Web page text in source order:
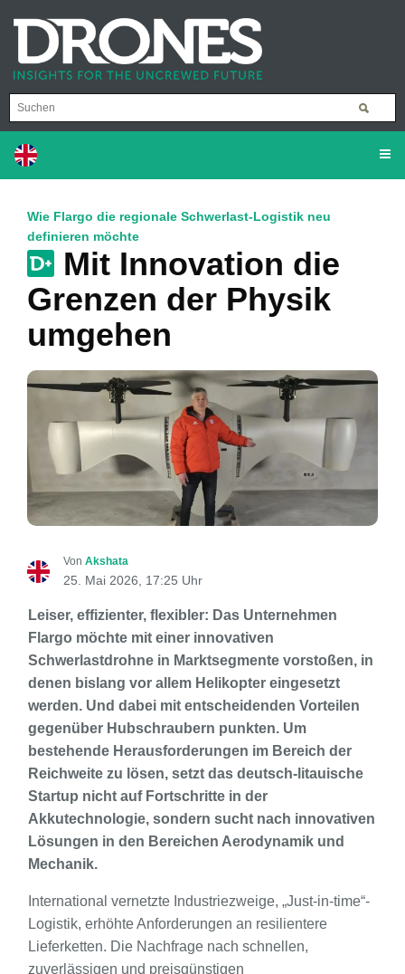
Wie Flargo die regionale Schwerlast-Logistik neu
definieren möchte
Mit Innovation die
Grenzen der Physik
umgehen
Von Akshata
25. Mai 2026, 17:25 Uhr
Leiser, effizienter, flexibler: Das Unternehmen
Flargo möchte mit einer innovativen
Schwerlastdrohne in Marktsegmente vorstoßen, in
denen bislang vor allem Helikopter eingesetzt
werden. Und dabei mit entscheidenden Vorteilen
gegenüber Hubschraubern punkten. Um
bestehende Herausforderungen im Bereich der
Reichweite zu lösen, setzt das deutsch-litauische
Startup nicht auf Fortschritte in der
Akkutechnologie, sondern sucht nach innovativen
Lösungen in den Bereichen Aerodynamik und
Mechanik.
International vernetzte Industriezweige, „Just-in-time“-
Logistik, erhöhte Anforderungen an resilientere
Lieferketten. Die Nachfrage nach schnellen,
zuverlässigen und preisgünstigen